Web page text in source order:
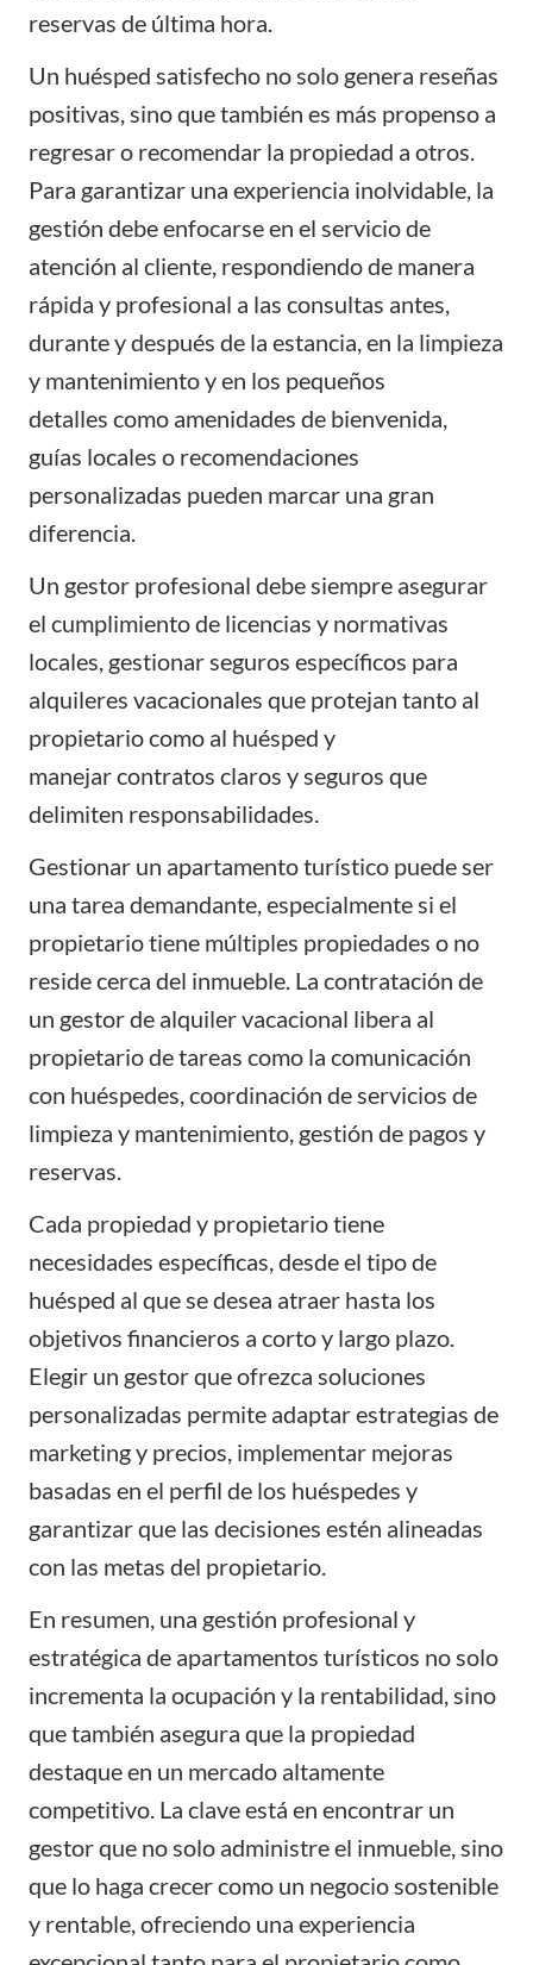
reservas de última hora.
Un huésped satisfecho no solo genera reseñas
positivas, sino que también es más propenso a
regresar o recomendar la propiedad a otros.
Para garantizar una experiencia inolvidable, la
gestión debe enfocarse en el servicio de
atención al cliente , respondiendo de manera
rápida y profesional a las consultas antes,
durante y después de la estancia, en la limpieza
y mantenimientoy en los pequeños
detalles como amenidades de bienvenida,
guías locales o recomendaciones
personalizadas pueden marcar una gran
diferencia.
Un gestor profesional debe siempre asegurar
el cumplimiento de licencias y normativas
locales gestionar seguros específicos para
alquileres vacacionales que protejan tanto al
propietario como al huésped y
manejarcontratos claros y seguros que
delimiten responsabilidades.
Gestionar un apartamento turístico puede ser
una tarea demandante, especialmente si el
propietario tiene múltiples propiedades o no
reside cerca del inmueble. La contratación de
un gestor de alquiler vacacional libera al
propietario de tareas como la comunicación
con huéspedes, coordinación de servicios de
limpieza y mantenimiento, gestión de pagos y
reservas.
Cada propiedad y propietario tiene
necesidades específicas, desde el tipo de
huésped al que se desea atraer hasta los
objetivos financieros a corto y largo plazo.
Elegir un gestor que ofrezca soluciones
personalizadas permite adaptar estrategias de
marketing y precios, implementar mejoras
basadas en el perfil de los huéspedes y
garantizar que las decisiones estén alineadas
con las metas del propietario.
En resumen, una gestión profesional y
estratégica de apartamentos turísticos no solo
incrementa la ocupación y la rentabilidad, sino
que también asegura que la propiedad
destaque en un mercado altamente
competitivo. La clave está en encontrar un
gestor que no solo administre el inmueble, sino
que lo haga crecer como un negocio sostenible
y rentable, ofreciendo una experiencia